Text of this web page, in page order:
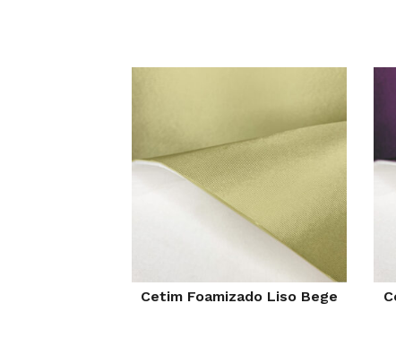
Cetim Foamizado Liso Bege